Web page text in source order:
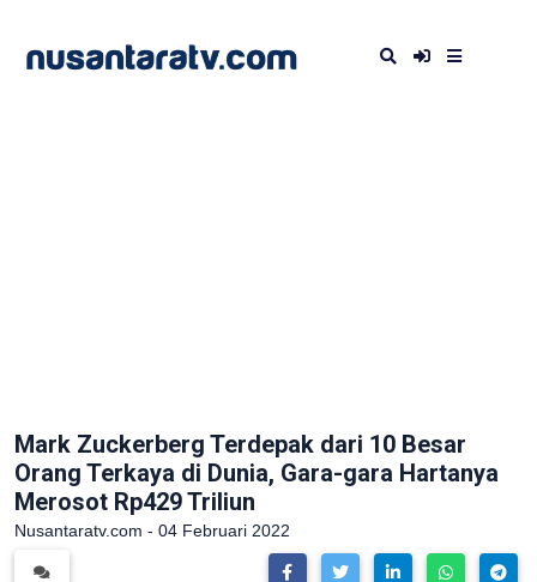
Mark Zuckerberg Terdepak dari 10 Besar
Orang Terkaya di Dunia, Gara-gara Hartanya
Merosot Rp429 Triliun
Nusantaratv.com - 04 Februari 2022